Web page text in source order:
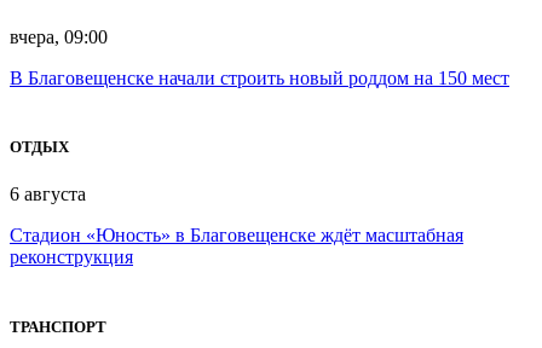
вчера, 09:00
В Благовещенске начали строить новый роддом на 150 мест
ОТДЫХ
6 августа
Стадион «Юность» в Благовещенске ждёт масштабная
реконструкция
ТРАНСПОРТ